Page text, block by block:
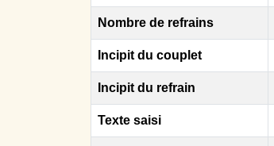
Nombre de refrains
Incipit du couplet
Incipit du refrain
Texte saisi